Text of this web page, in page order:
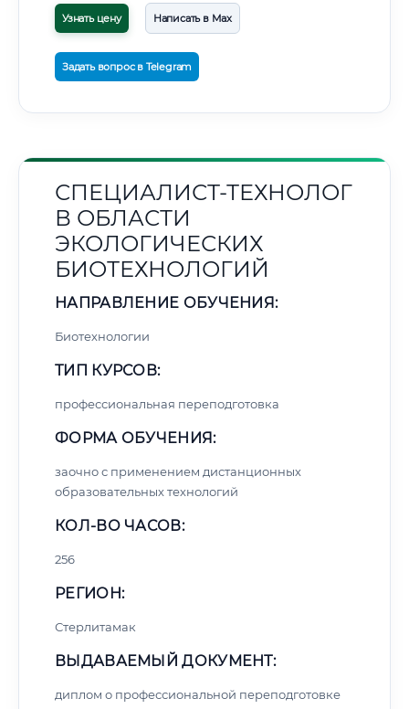
Узнать цену Написать в Max
Задать вопрос в Telegram
СПЕЦИАЛИСТ-ТЕХНОЛОГ
В ОБЛАСТИ
ЭКОЛОГИЧЕСКИХ
БИОТЕХНОЛОГИЙ
НАПРАВЛЕНИЕ ОБУЧЕНИЯ:
Биотехнологии
ТИП КУРСОВ:
профессиональная переподготовка
ФОРМА ОБУЧЕНИЯ:
заочно с применением дистанционных
образовательных технологий
КОЛ-ВО ЧАСОВ:
256
РЕГИОН:
Стерлитамак
ВЫДАВАЕМЫЙ ДОКУМЕНТ:
диплом о профессиональной переподготовке